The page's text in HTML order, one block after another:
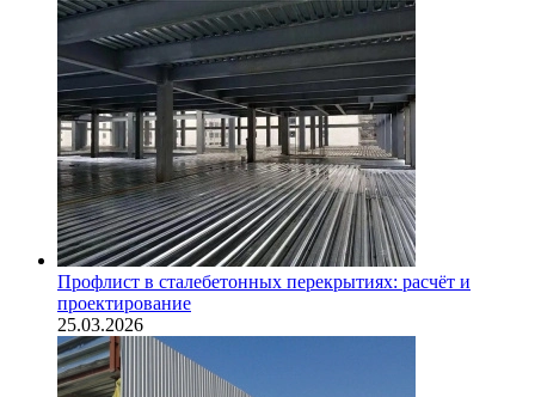
Профлист в сталебетонных перекрытиях: расчёт и
проектирование
25.03.2026